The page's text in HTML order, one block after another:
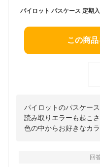
この商
パイロットのパスケー
読み取りエラーも起こ
色の中からお好きなカラ
回